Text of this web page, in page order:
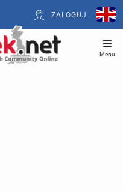
ZALOGUJ
Menu